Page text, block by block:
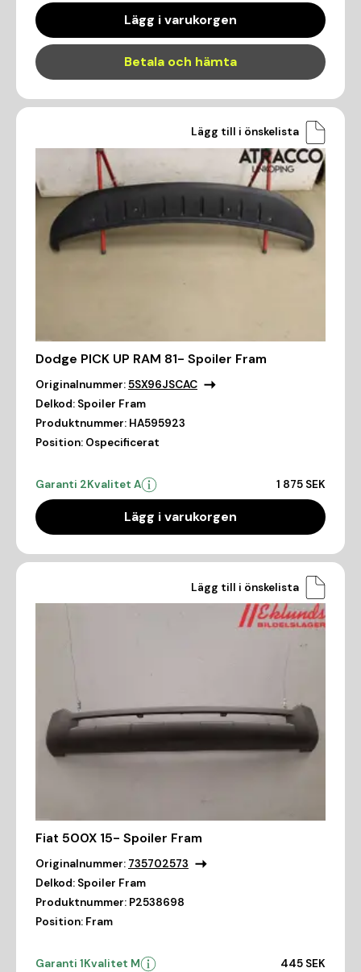
Lägg i varukorgen
Betala och hämta
Lägg till i önskelista
Dodge PICK UP RAM 81- Spoiler Fram
Originalnummer:5SX96JSCAC
Delkod: Spoiler Fram
Produktnummer: HA595923
Position: Ospecificerat
Garanti 2Kvalitet A 1 875 SEK
Lägg i varukorgen
Lägg till i önskelista
Fiat 500X 15- Spoiler Fram
Originalnummer: 735702573
Delkod: Spoiler Fram
Produktnummer: P2538698
Position: Fram
Garanti 1Kvalitet M 445 SEK